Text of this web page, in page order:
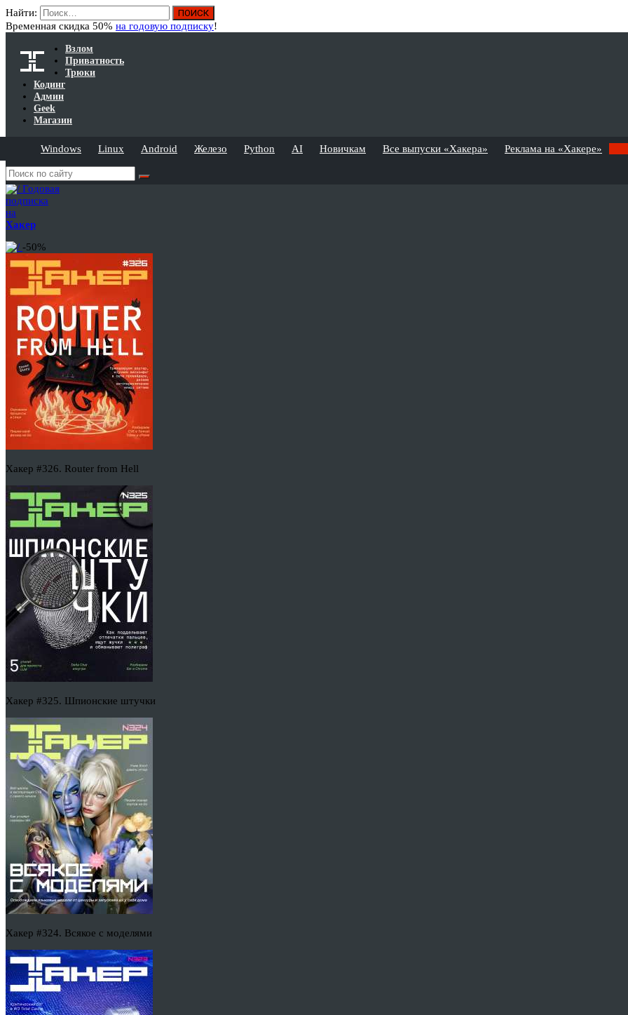
Найти:
Временная скидка 50% на годовую подписку!
Взлом
Приватность
Трюки
Кодинг
Админ
Geek
Магазин
Windows Linux Android Железо Python AI Новичкам Все выпуски «Хакера» Реклама на «Хакере»
Годовая
подписка
на
Хакер
-50%
Хакер #326. Router from Hell
Хакер #325. Шпионские штучки
Хакер #324. Всякое с моделями